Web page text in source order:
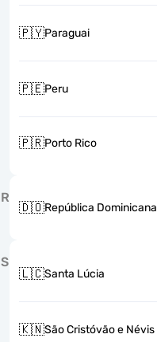
🇵🇾Paraguai
🇵🇪Peru
🇵🇷Porto Rico
R
🇩🇴República Dominicana
S
🇱🇨Santa Lúcia
🇰🇳São Cristóvão e Névis